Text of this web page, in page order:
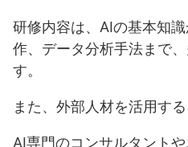
研修内容は、AIの基本知
作、データ分析手法まで
す。
また、外部人材を活用す
AI専門のコンサルタント